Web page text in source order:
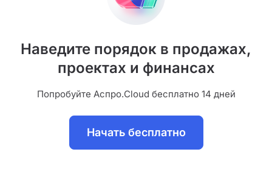
Наведите порядок в продажах,
проектах и финансах
Попробуйте Аспро.Cloud бесплатно 14 дней
Начать бесплатно